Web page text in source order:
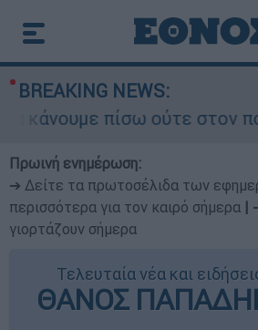
BREAKING NEWS:
πίσω ούτε στον
Πρωινή ενημέρωση:
➔ Δείτε τα πρωτοσέλιδα των
περισσότερα για τον καιρό σήμερα
γιορτάζουν σήμερα
Τελευταία νέα και
ΘΑΝΟΣ